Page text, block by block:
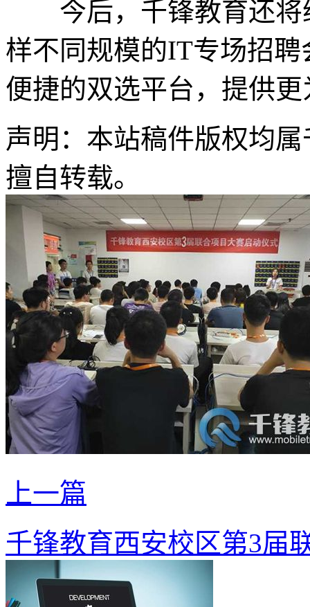
今后，千锋教育还将
样不同规模的IT专场招
便捷的双选平台，提供
声明：本站稿件版权均
擅自转载。
上一篇
千锋教育西安校区第3届